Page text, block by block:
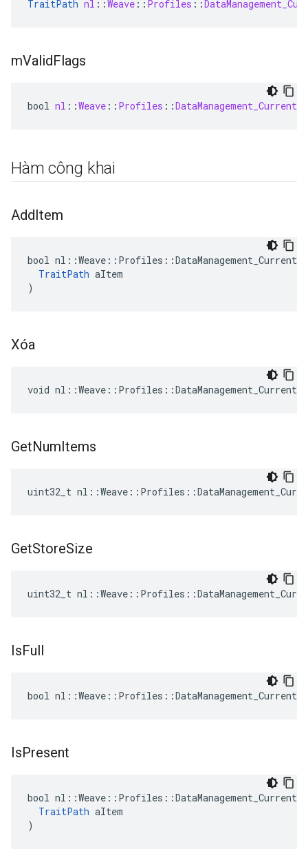
TraitPath nl : :Weave : : Profiles : :
mValidFlags
bool nl : :Weave : : Profiles : :DataManagement_Current
Hàm công khai
AddItem
bool
TraitPath aItem
)
Xóa
void
GetNumItems
uint32_t
GetStoreSize
uint32_t
IsFull
bool
IsPresent
bool
TraitPath aItem
)